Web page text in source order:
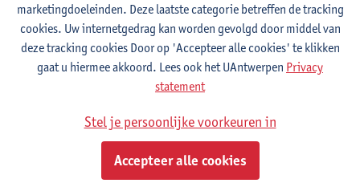
Master in de revalidatiewetenschappen en de kinesitherapie
Master in de revalidatiewetenschappen en de kinesitherapie
Master in de revalidatiewetenschappen en de kinesitherapie
Master in de revalidatiewetenschappen en de kinesitherapie
Physiotherapy in mental health care
and society
Master of Rehabilitation Sciences and Physiotherapy:
marketingdoeleinden. Deze laatste categorie betreffen de tracking
cookies. Uw internetgedrag kan worden gevolgd door middel van
deze tracking cookies Door op 'Accepteer alle cookies' te klikken
gaat u hiermee akkoord. Lees ook het UAntwerpen Privacy
statement
Stel je persoonlijke voorkeuren in
Accepteer alle cookies